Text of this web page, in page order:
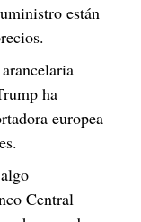
están
ha
europea
Central